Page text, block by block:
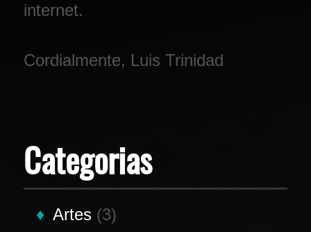
internet.
Cordialmente, Luis Trinidad
Categorias
Artes (3)